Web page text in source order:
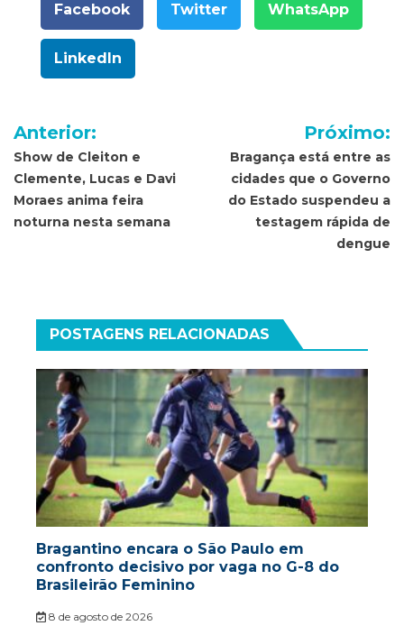
Facebook Twitter WhatsApp
LinkedIn
Navegação
de
Post
Anterior:
Show de Cleiton e
Clemente, Lucas e Davi
Moraes anima feira
noturna nesta semana
Próximo:
Bragança está entre as
cidades que o Governo
do Estado suspendeu a
testagem rápida de
dengue
POSTAGENS RELACIONADAS
Bragantino encara o São Paulo em
confronto decisivo por vaga no G-8 do
Brasileirão Feminino
8 de agosto de 2026